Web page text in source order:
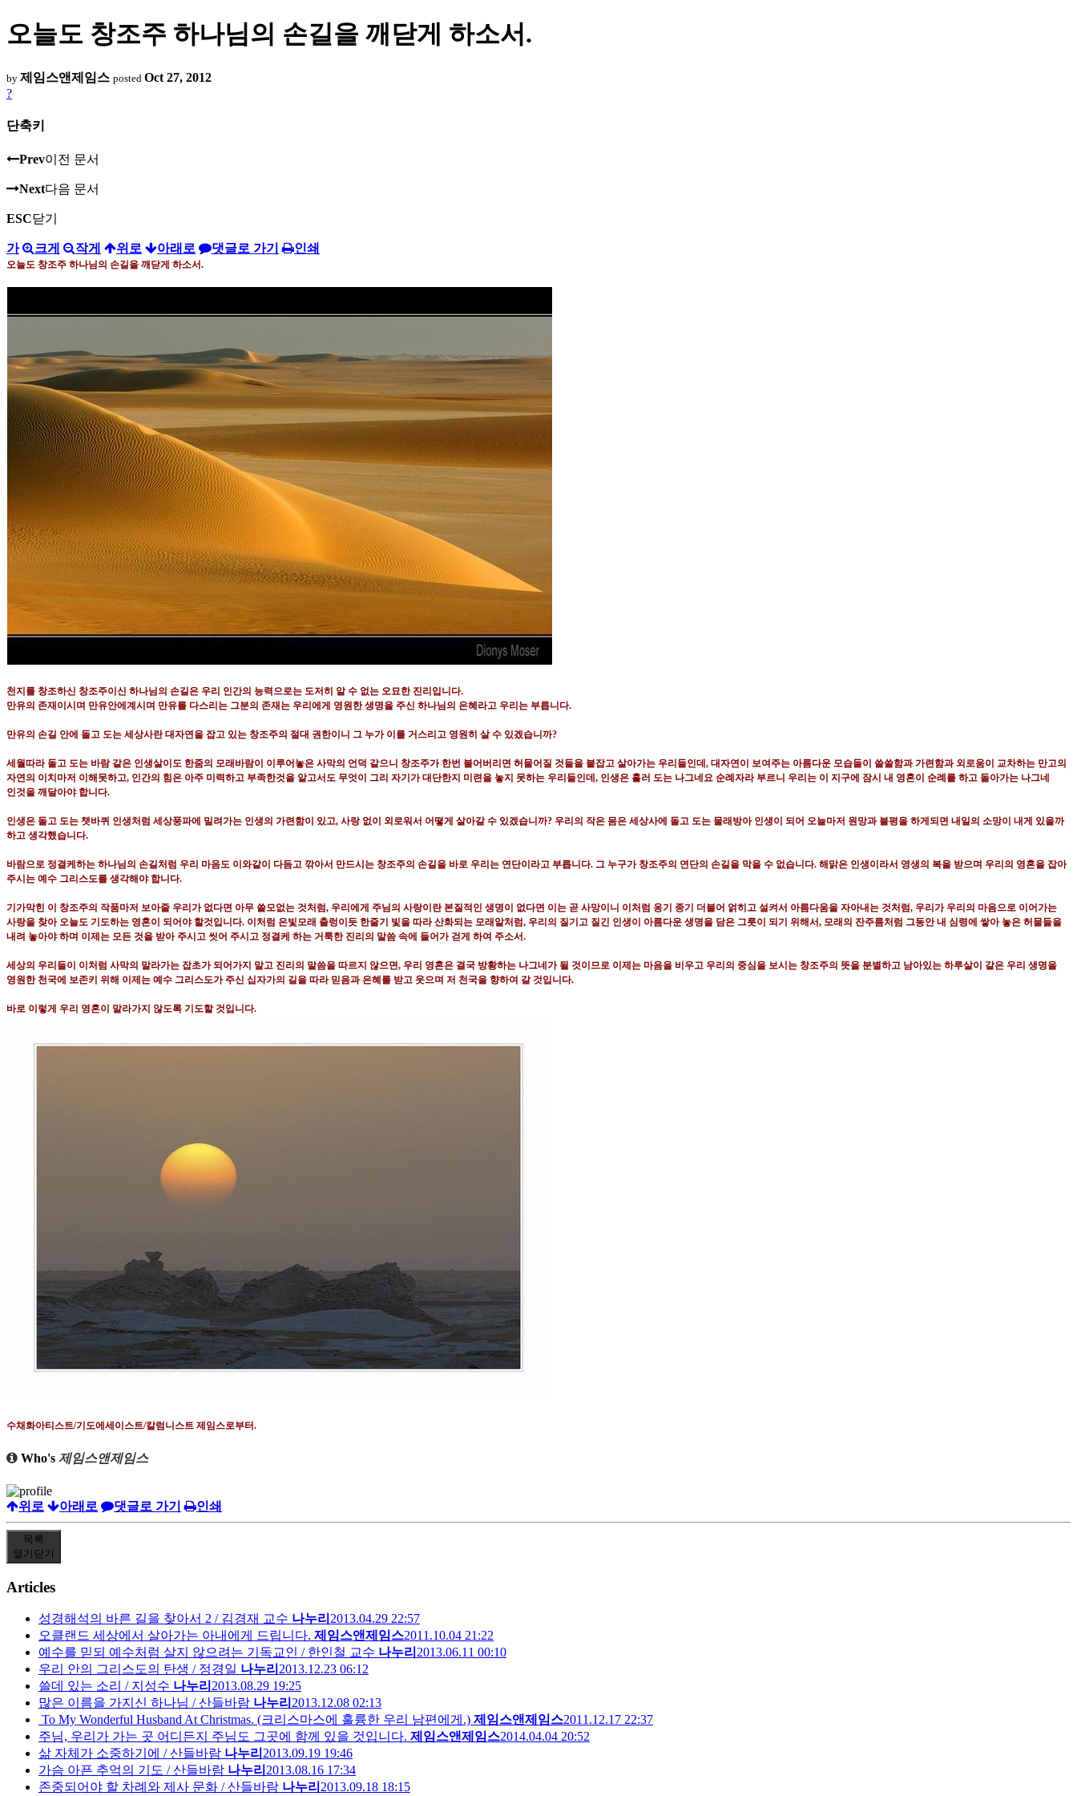
오늘도 창조주 하나님의 손길을 깨닫게 하소서.
by 제임스앤제임스 posted Oct 27, 2012
?
단축키
Prev이전 문서
Next다음 문서
ESC닫기
가 크게 작게 위로 아래로 댓글로 가기 인쇄
오늘도 창조주 하나님의 손길을 깨닫게 하소서.
천지를 창조하신 창조주이신 하나님의 손길은 우리 인간의 능력으로는 도저히 알 수 없는 오묘한 진리입니다.
만유의 존재이시며 만유안에계시며 만유를 다스리는 그분의 존재는 우리에게 영원한 생명을 주신 하나님의 은혜라고 우리는 부릅니다.
만유의 손길 안에 돌고 도는 세상사란 대자연을 잡고 있는 창조주의 절대 권한이니 그 누가 이를 거스리고 영원히 살 수 있겠습니까?
세월따라 돌고 도는 바람 같은 인생살이도 한줌의 모래바람이 이루어놓은 사막의 언덕 같으니 창조주가 한번 불어버리면 허물어질 것들을 붙잡고 살아가는 우리들인데 , 대자연이 보여주는 아름다운 모습들이 쓸쓸함과 가련함과 외로움이 교차하는 만고의
자연의 이치마저 이해못하고, 인간의 힘은 아주 미력하고 부족한것을 알고서도 무엇이 그리 자기가 대단한지 미련을 놓지 못하는 우리들인데 , 인생은 흘러 도는 나그네요 순례자라 부르니 우리는 이 지구에 잠시 내 영혼이 순례를 하고 돌아가는 나그네
인것을 깨달아야 합니다.
인생은 돌고 도는 챗바퀴 인생처럼 세상풍파에 밀려가는 인생의 가련함이 있고, 사랑 없이 외로워서 어떻게 살아갈 수 있겠습니까? 우리의 작은 몸은 세상사에 돌고 도는 물래방아 인생이 되어 오늘마저 원망과 불평을 하게되면 내일의 소망이 내게 있을까
하고 생각했습니다.
바람으로 정결케하는 하나님의 손길처럼 우리 마음도 이와같이 다듬고 깎아서 만드시는 창조주의 손길을 바로 우리는 연단이라고 부릅니다. 그 누구가 창조주의 연단의 손길을 막을 수 없습니다. 해맑은 인생이라서 영생의 복을 받으며 우리의 영혼을 잡아
주시는 예수 그리스도를 생각해야 합니다.
기가막힌 이 창조주의 작품마저 보아줄 우리가 없다면 아무 쓸모없는 것처럼, 우리에게 주님의 사랑이란 본질적인 생명이 없다면 이는 곧 사망이니 이처럼 옹기 종기 더불어 얽히고 설켜서 아름다움을 자아내는 것처럼, 우리가 우리의 마음으로 이어가는
사랑을 찾아 오늘도 기도하는 영혼이 되어야 할것입니다. 이처럼 은빛모래 출렁이듯 한줄기 빛을 따라 산화되는 모래알처럼, 우리의 질기고 질긴 인생이 아름다운 생명을 담은 그릇이 되기 위해서, 모래의 잔주름처럼 그동안 내 심령에 쌓아 놓은 허물들을
내려 놓아야 하며 이제는 모든 것을 받아 주시고 씻어 주시고 정결케 하는 거룩한 진리의 말씀 속에 들어가 걷게 하여 주소서.
세상의 우리들이 이처럼 사막의 말라가는 잡초가 되어가지 말고 진리의 말씀을 따르지 않으면, 우리 영혼은 결국 방황하는 나그네가 될 것이므로 이제는 마음을 비우고 우리의 중심을 보시는 창조주의 뜻을 분별하고 남아있는 하루살이 같은 우리 생명을
영원한 천국에 보존키 위해 이제는 예수 그리스도가 주신 십자가의 길을 따라 믿음과 은혜를 받고 웃으며 저 천국을 향하여 갈 것입니다.
바로 이렇게 우리 영혼이 말라가지 않도록 기도할 것입니다.
수채화아티스트/기도에세이스트/칼럼니스트 제임스로부터.
Who's 제임스앤제임스
위로 아래로 댓글로 가기 인쇄
목록
열기 닫기
Articles
성경해석의 바른 길을 찾아서 2 / 김경재 교수 나누리 2013.04.29 22:57
오클랜드 세상에서 살아가는 아내에게 드립니다. 제임스앤제임스2011.10.04 21:22
예수를 믿되 예수처럼 살지 않으려는 기독교인 / 한인철 교수 나누리 2013.06.11 00:10
우리 안의 그리스도의 탄생 / 정경일 나누리 2013.12.23 06:12
쓸데 있는 소리 / 지성수 나누리 2013.08.29 19:25
많은 이름을 가지신 하나님 / 산들바람 나누리 2013.12.08 02:13
To My Wonderful Husband At Christmas. (크리스마스에 훌륭한 우리 남편에게.) 제임스앤제임스2011.12.17 22:37
주님, 우리가 가는 곳 어디든지 주님도 그곳에 함께 있을 것입니다. 제임스앤제임스2014.04.04 20:52
삶 자체가 소중하기에 / 산들바람 나누리 2013.09.19 19:46
가슴 아픈 추억의 기도 / 산들바람 나누리 2013.08.16 17:34
존중되어야 할 차례와 제사 문화 / 산들바람 나누리 2013.09.18 18:15